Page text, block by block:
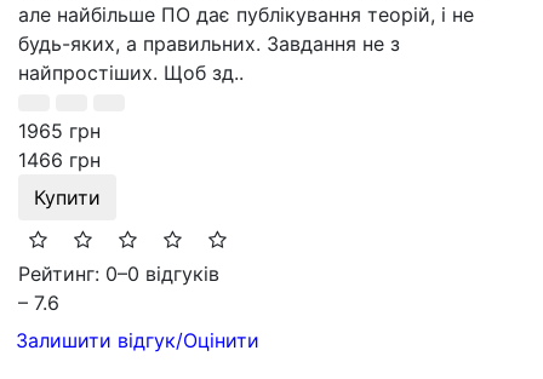
але найбільше ПО дає публікування теорій, і не
будь-яких, а правильних. Завдання не з
найпростіших. Щоб зд..
1965 грн
1466 грн
Купити
Рейтинг: 0–0 відгуків
– 7.6
Залишити відгук/Оцінити